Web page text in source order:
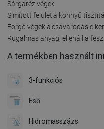
Sárgaréz végek
Simított felület a könnyű
Forgó végek a csavarodás
Rugalmas anyag, ellenáll a
A termékben használt
3-funkciós
Eső
Hidromasszázs